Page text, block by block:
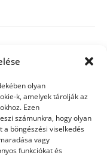
olyan
k, amelyek tárolják az
Ezen
számunkra, hogy olyan
a böngészési viselkedés
vagy
funkciókat és